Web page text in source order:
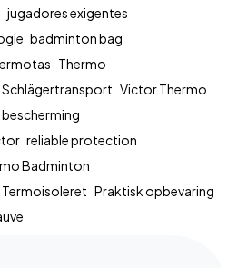
jugadores exigentes
badminton bag
Thermo
Schlägertransport Victor Thermo
bescherming
reliable protection
Badminton
Termoisoleret Praktisk opbevaring